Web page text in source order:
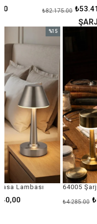
₺53.415,00
₺82.175,00
64005 Şarjlı Masa Lambası
₺3.640,00
₺4.285,00